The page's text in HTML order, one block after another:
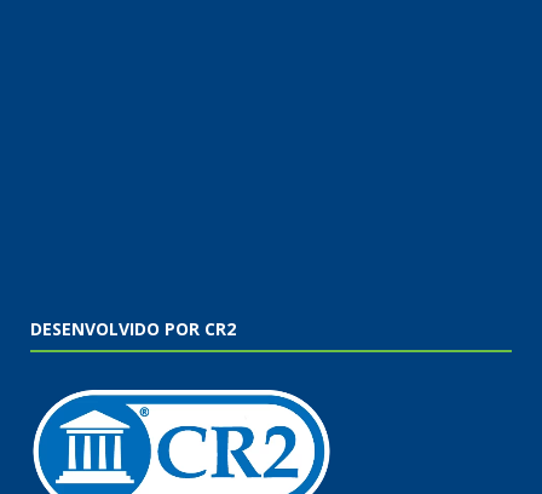
DESENVOLVIDO POR CR2